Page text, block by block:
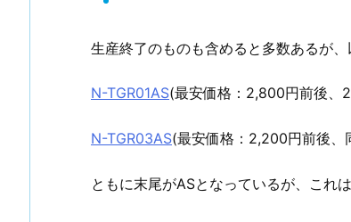
生産終了のものも含めると多数あるが、
N-TGR01AS(最安価格：2,800円前後、
N-TGR03AS(最安価格：2,200円前後、
ともに末尾がASとなっているが、これ